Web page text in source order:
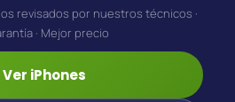
revisados por nuestros técnicos ·
· Mejor precio
Ver iPhones